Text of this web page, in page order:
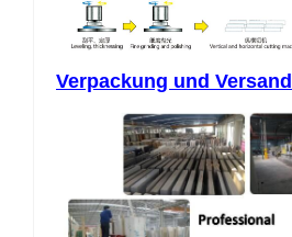
Verpackung und Versand